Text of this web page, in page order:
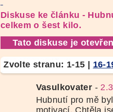
Diskuse ke článku -
celkem o šest kilo.
Tato diskuse je
Zvolte stranu: 1-15 16-
Vasulkovater -
Hubnutí pro mě
motivací. Chtěla